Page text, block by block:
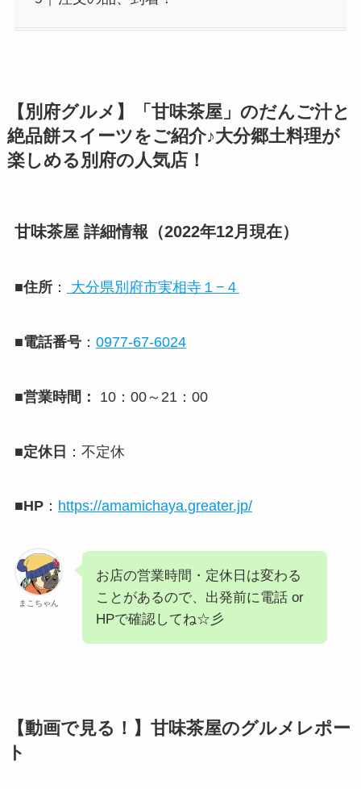
【別府グルメ】「甘味茶屋」のだんご汁と
絶品餅スイーツをご紹介♪大分郷土料理が
楽しめる別府の人気店！
甘味茶屋 詳細情報（2022年12月現在）
■住所： 大分県別府市実相寺１−４
■電話番号： 0977-67-6024
■営業時間： 10：00～21：00
■定休日 ：不定休
■HP： https://amamichaya.greater.jp/
まこちゃん
お店の営業時間・定休日は変わる
ことがあるので、出発前に電話 or
HPで確認してね☆彡
【動画で見る！】甘味茶屋のグルメレポー
ト